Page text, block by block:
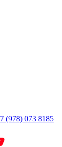
(978) 073 8185